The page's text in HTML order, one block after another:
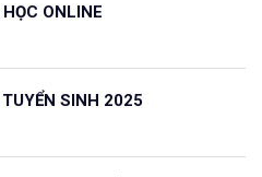
ONLINE
SINH 2025